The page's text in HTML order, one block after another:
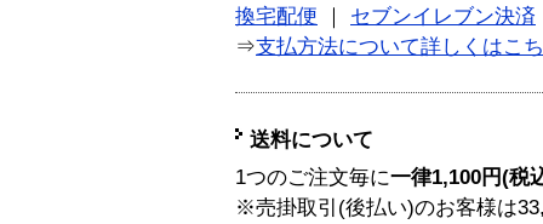
換宅配便
セブンイレブン決済
⇒支払方法について詳しくはこ
送料について
1つのご注文毎に一律1,100円(税
※売掛取引(後払い)のお客様は